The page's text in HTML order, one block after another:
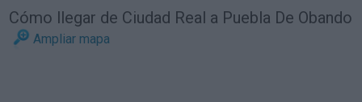
Cómo llegar de Ciudad Real a Puebla De Obando
Ampliar mapa